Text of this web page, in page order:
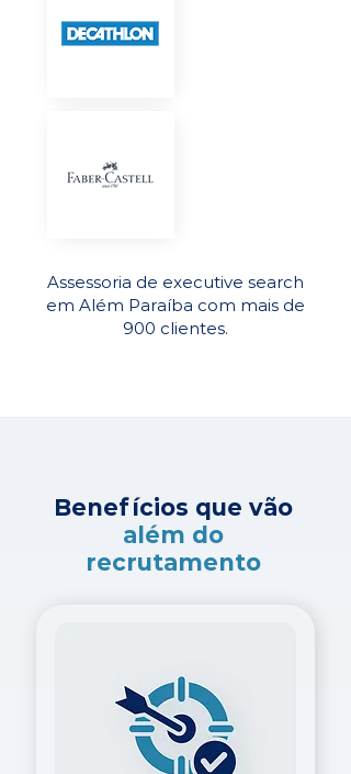
Assessoria de executive search
em Além Paraíba com mais de
900 clientes.
Benefícios que vão
além do
recrutamento